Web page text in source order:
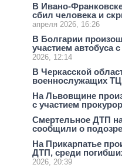
В Ивано-
сбил человека и
апреля 2026, 16:26
В Болгарии
участием автобуса
2026, 12:14
В Черкасской
военнослужащих
На Львовщине
с участием
Смертельное ДТП
сообщили о
На Прикарпатье
ДТП, среди
2026, 20:39